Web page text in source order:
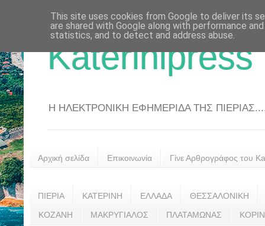
Katerinipress
Η ΗΛΕΚΤΡΟΝΙΚΗ ΕΦΗΜΕΡΙΔΑ ΤΗΣ
Αρχική σελίδα Επικοινωνία Γίνε Αρθρογράφος του
ΠΙΕΡΙΑ ΚΑΤΕΡΙΝΗ ΕΛΛΑΔΑ ΘΕΣΣΑΛΟΝΙΚΗ
ΚΟΖΑΝΗ ΜΑΚΡΥΓΙΑΛΟΣ ΠΛΑΤΑΜΩΝΑΣ
This site uses cookies from Google to deliver its
are shared with Google along with performance
statistics, and to detect and address abuse.